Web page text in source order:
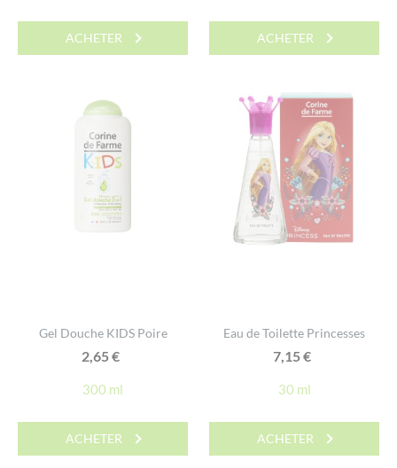
ACHETER ACHETER
Gel Douche KIDS Poire
2,65€
300 ml
ACHETER
Eau de Toilette Princesses
7,15€
30 ml
ACHETER